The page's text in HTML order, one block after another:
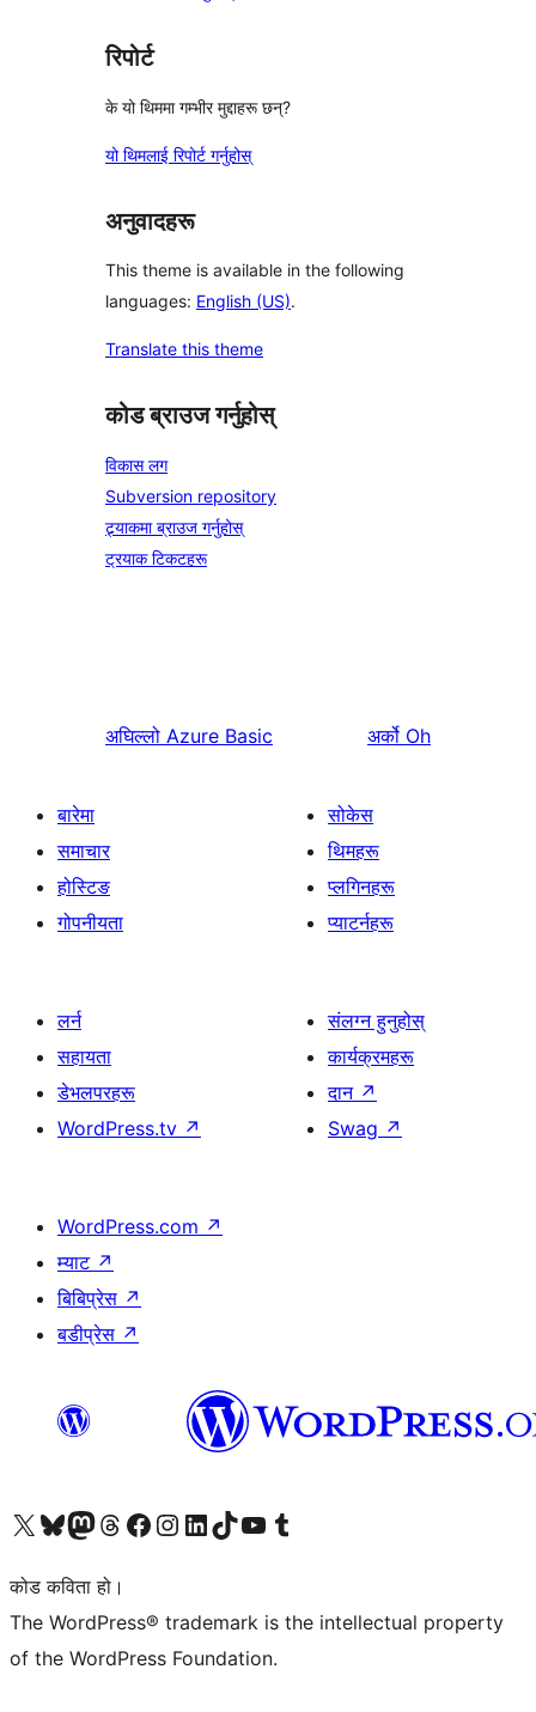
रिपोर्ट
के यो थिममा गम्भीर मुद्दाहरू छन्?
यो थिमलाई रिपोर्ट गर्नुहोस्
अनुवादहरू
This theme is available in the following
languages: English (US).
Translate this theme
कोड ब्राउज गर्नुहोस्
विकास लग
Subversion repository
ट्र्याकमा ब्राउज गर्नुहोस्
ट्रयाक टिकटहरू
अघिल्लो Azure Basic अर्को Oh
बारेमा
समाचार
होस्टिङ
गोपनीयता
सोकेस
थिमहरू
प्लगिनहरू
प्याटर्नहरू
लर्न
सहायता
डेभलपरहरू
WordPress.tv ↗
संलग्न हुनुहोस्
कार्यक्रमहरू
दान ↗
Swag ↗
WordPress.com ↗
म्याट ↗
बिबिप्रेस ↗
बडीप्रेस ↗
हाम्रो X (पहिले ट्विटर) खातामा जानुहोस्
हाम्रो Bluesky खाता भ्रमण गर्नुहोस्
हाम्रो म्यास्टोडन खाता भ्रमण गर्नुहोस्
हाम्रो थ्रेड्स खातामा जानुहोस्
हाम्रो फेसबुक पेजमा जानुहोस्
हाम्रो इन्स्टाग्राम खातामा जानुहोस्
हाम्रो लिङ्क्डइन खातामा जानुहोस्
हाम्रो TikTok खाता भ्रमण गर्नुहोस्
हाम्रो युट्युब च्यानलमा जानुहोस्
हाम्रो टम्बलर खाता भ्रमण गर्नुहोस्
कोड कविता हो।
The WordPress® trademark is the intellectual property
of the WordPress Foundation.